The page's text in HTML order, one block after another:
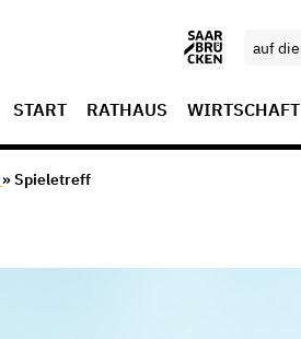
START RATHAUS WIRTSCHAFT
» Spieletreff